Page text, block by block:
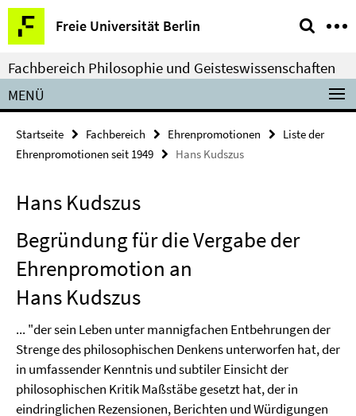
Springe
direkt
zu
Inhalt
Freie Universität Berlin
Service-
Navigation
Fachbereich Philosophie und Geisteswissenschaften
MENÜ
Startseite Fachbereich Ehrenpromotionen
Liste der
Ehrenpromotionen seit 1949
Hans Kudszus
Hans Kudszus
Begründung für die Vergabe der
Ehrenpromotion an
Hans Kudszus
... "der sein Leben unter mannigfachen Entbehrungen der
Strenge des philosophischen Denkens unterworfen hat, der
in umfassender Kenntnis und subtiler Einsicht der
philosophischen Kritik Maßstäbe gesetzt hat, der in
eindringlichen Rezensionen, Berichten und Würdigungen